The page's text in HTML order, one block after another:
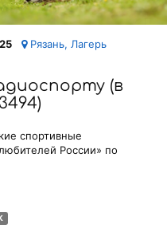
Рязань, Лагерь
(в
спортивные
России» по